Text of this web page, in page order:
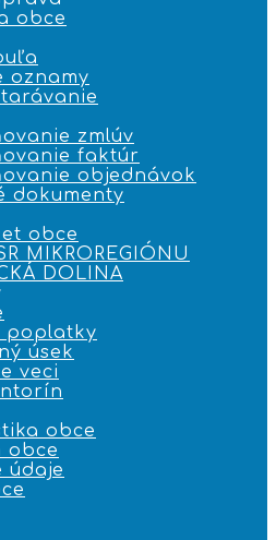
obce
oznamy
zmlúv
faktúr
objednávok
dokumenty
obce
MIKROREGIÓNU
DOLINA
poplatky
úsek
veci
obce
obce
údaje